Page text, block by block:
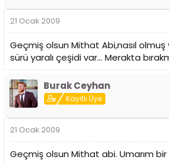
21 Ocak 2009
Geçmiş olsun Mithat Abi,nasıl olmuş
sürü yaralı çeşidi var... Merakta
Burak Ceyhan
Kayıtlı Üye
21 Ocak 2009
Geçmiş olsun Mithat abi. Umarım bir